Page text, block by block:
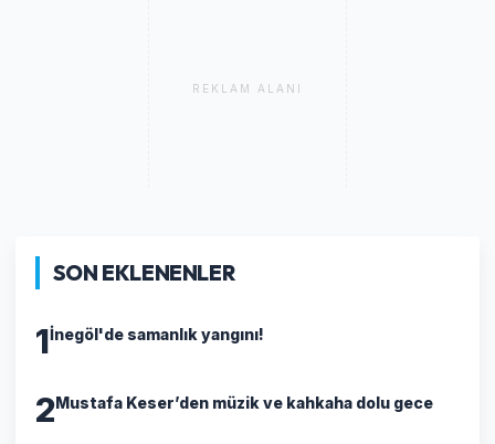
REKLAM ALANI
SON EKLENENLER
1İnegöl'de samanlık yangını!
2Mustafa Keser’den müzik ve kahkaha dolu gece